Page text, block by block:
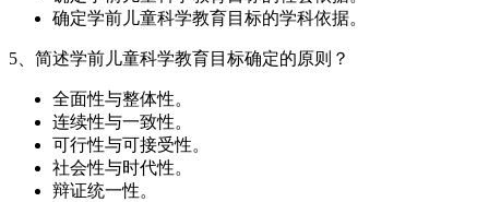
确定学前儿童科学教育目标的学科依据。
5、简述学前儿童科学教育目标确定的原则？
全面性与整体性。
连续性与一致性。
可行性与可接受性。
社会性与时代性。
辩证统一性。